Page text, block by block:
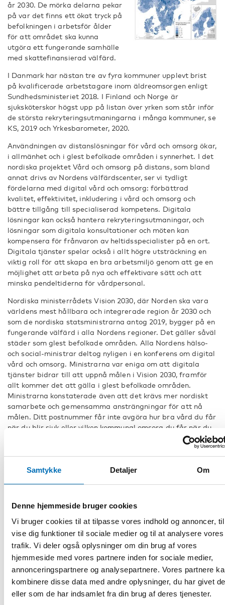
Samtykke Detaljer Om
Denne hjemmeside bruger cookies
Vi bruger cookies til at tilpasse vores indhold og annoncer,
vise dig funktioner til sociale medier og til at analysere vores
trafik. Vi deler også oplysninger om din brug af vores
hjemmeside med vores partnere inden for sociale medier,
annonceringspartnere og analysepartnere. Vores partnere
kombinere disse data med andre oplysninger, du har givet
eller som de har indsamlet fra din brug af deres tjenester.
år 2030. De mörka delarna pekar
på var det finns ett ökat tryck på
befolkningen i arbetsför ålder
för att området ska kunna
utgöra ett fungerande samhälle
med skattefinansierad välfärd.
I Danmark har nästan tre av fyra kommuner upplevt brist
på kvalificerade arbetstagare inom äldreomsorgen enligt
Sundhedsministeriet 2018. I Finland och Norge är
sjuksköterskor högst upp på listan över yrken som står inför
de största rekryteringsutmaningarna i många kommuner, se
KS, 2019 och Yrkesbarometer, 2020.
Användningen av distanslösningar för vård och omsorg ökar,
i allmänhet och i glest befolkade områden i synnerhet. I det
nordiska projektet Vård och omsorg på distans, som bland
annat drivs av Nordens välfärdscenter, ser vi tydligt
fördelarna med digital vård och omsorg: förbättrad
kvalitet, effektivitet, inkludering i vård och omsorg och
bättre tillgång till specialiserad kompetens. Digitala
lösningar kan också hantera rekryteringsutmaningar, och
lösningar som digitala konsultationer och möten kan
kompensera för frånvaron av heltidsspecialister på en ort.
Digitala tjänster spelar också i allt högre utsträckning en
viktig roll för att skapa en bra arbetsmiljö genom att ge en
möjlighet att arbeta på nya och effektivare sätt och att
minska pendeltiderna för vårdpersonal.
Nordiska ministerrådets Vision 2030, där Norden ska vara
världens mest hållbara och integrerade region år 2030 och
som de nordiska statsministrarna antog 2019, bygger på en
fungerande välfärd i alla Nordens regioner. Det gäller såväl
städer som glest befolkade områden. Alla Nordens hälso-
och social-ministrar deltog nyligen i en konferens om digital
vård och omsorg. Ministrarna var eniga om att digitala
tjänster bidrar till att uppnå målen i Vision 2030, framför
allt kommer det att gälla i glest befolkade områden.
Ministrarna konstaterade även att det krävs mer nordiskt
samarbete och gemensamma ansträngningar för att nå
målen. Ditt postnummer får inte avgöra hur bra vård du får
när du blir sjuk eller vilken kommunal omsorg du får när du
Eva Franzén, direktör Nordens välfärdscenter
Bengt Andersson, projektledare Nordens välfärdscenter
DEL